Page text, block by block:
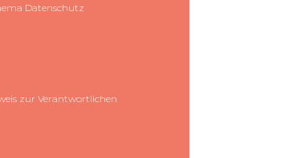
Datenschutz
zur Verantwortlichen